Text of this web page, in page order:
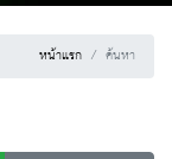
หน้าแรก ค้นหา